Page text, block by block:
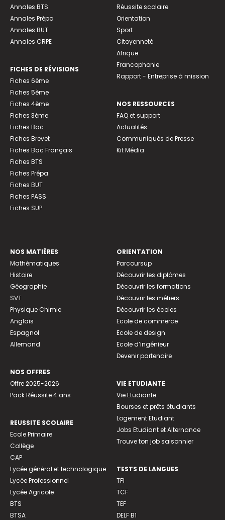
Annales BTS
Annales Prépa
Annales BUT
Annales CRPE
FICHES DE RÉVISIONS
Fiches 6ème
Fiches 5ème
Fiches 4ème
Fiches 3ème
Fiches Bac
Fiches Brevet
Fiches Bac Français
Fiches BTS
Fiches Prépa
Fiches BUT
Fiches PASS
Fiches SUP
Réussite scolaire
Orientation
Sport
Citoyenneté
Afrique
Francophonie
Rapport - Entreprise à mission
NOS RESSOURCES
FAQ et support
Actualités
Communiqués de Presse
Kit Média
NOS MATIÈRES
Mathématiques
Histoire
Géographie
SVT
Physique Chimie
Anglais
Espagnol
Allemand
NOS OFFRES
Offre 2025-2026
Pack Réussite 4 ans
REUSSITE SCOLAIRE
Ecole Primaire
Collège
CAP
Lycée général et technologique
Lycée Professionnel
Lycée Agricole
BTS
BTSA
ORIENTATION
Parcoursup
Découvrir les diplômes
Découvrir les formations
Découvrir les métiers
Découvrir les écoles
Ecole de commerce
Ecole de design
Ecole d’ingénieur
Devenir partenaire
VIE ETUDIANTE
Vie Etudiante
Bourses et prêts étudiants
Logement Etudiant
Jobs Etudiant et Alternance
Trouve ton job saisonnier
TESTS DE LANGUES
TFI
TCF
TEF
DELF B1